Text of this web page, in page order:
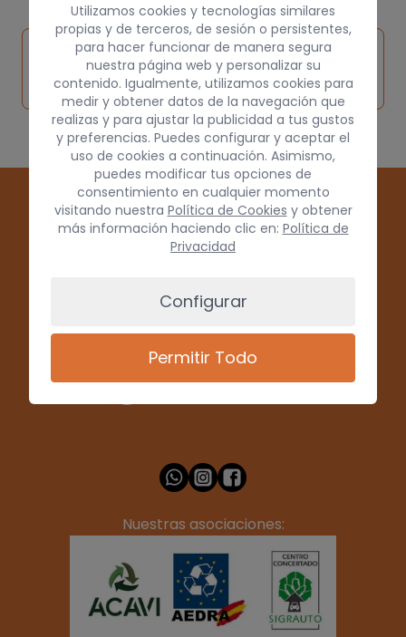
Inspeccionar
vehículo de
origen
Solicitar
pieza
Consultar
por
(+34) 928 715008
Nuestras asociaciones:
Utilizamos cookies y tecnologías similares
propias y de terceros, de sesión o persistentes,
para hacer funcionar de manera segura
nuestra página web y personalizar su
contenido. Igualmente, utilizamos cookies para
medir y obtener datos de la navegación que
realizas y para ajustar la publicidad a tus gustos
y preferencias. Puedes configurar y aceptar el
uso de cookies a continuación. Asimismo,
puedes modificar tus opciones de
consentimiento en cualquier momento
visitando nuestra Política de Cookies y obtener
más información haciendo clic en: Política de
Privacidad
Configurar
Permitir Todo